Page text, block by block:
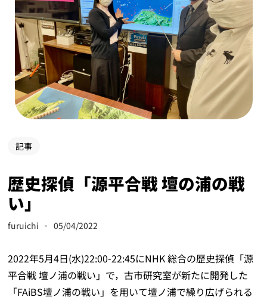
記事
歴史探偵「源平合戦 壇の浦の戦
い」
furuichi 05/04/2022
2022年5月4日(水)22:00-22:45にNHK 総合の歴史探偵「源
平合戦 壇ノ浦の戦い」で，古市研究室が新たに開発した
「FAiBS壇ノ浦の戦い」を用いて壇ノ浦で繰り広げられる